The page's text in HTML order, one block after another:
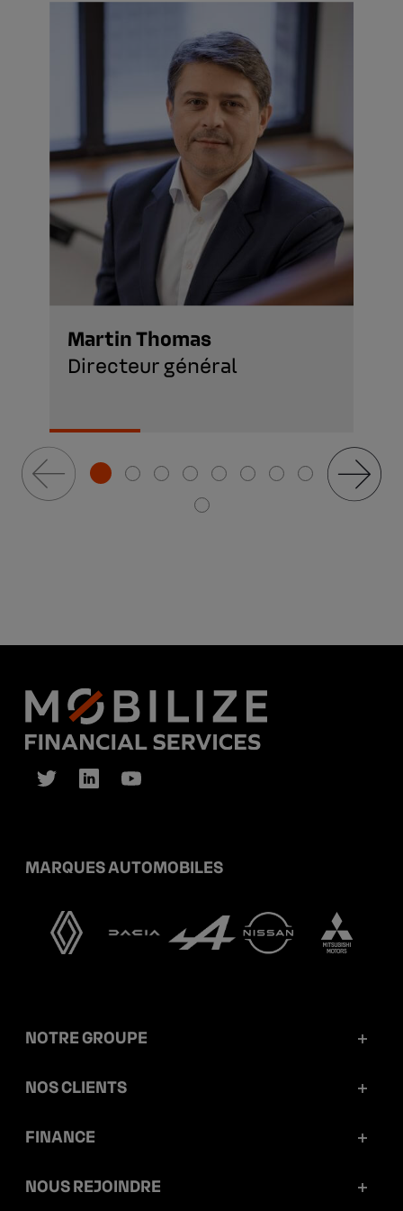
Martin Thomas
Directeur général
MARQUES AUTOMOBILES
NOTRE GROUPE
Mobilize Financial Services en bref
NOS CLIENTS
Particuliers
FINANCE
Rapports et communiqués
NOUS REJOINDRE